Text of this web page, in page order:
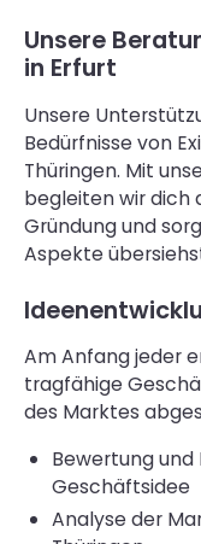
Unsere
in Erfurt
Unsere
Bedürfnisse von
Thüringen. Mit
begleiten wir dich
Gründung und
Aspekte
Am Anfang jeder
tragfähige
des Marktes
Bewertung
Geschäftsidee
Analyse der